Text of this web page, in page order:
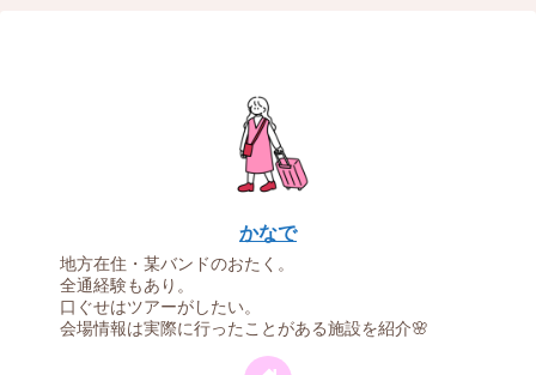
かなで
地方在住・某バンドのおたく。
全通経験もあり。
口ぐせはツアーがしたい。
会場情報は実際に行ったことがある施設を紹介🌸